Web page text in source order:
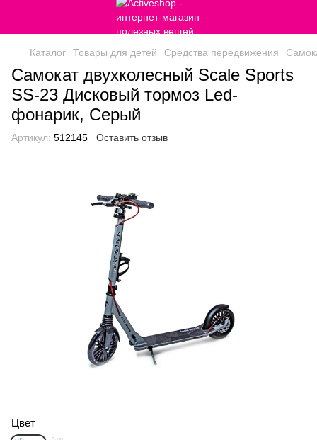
Каталог Товары для детей Средства передвижения
Самокат двухколесный Scale Sports
SS-23 Дисковый тормоз Led-
фонарик, Серый
Артикул: 512145 Оставить отзыв
Цвет